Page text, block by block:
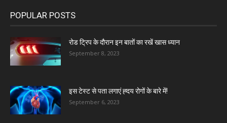
POPULAR POSTS
रोड ट्रिप के दौरान इन बातों का रखें खास ध्यान
September 8, 2023
इस टेस्ट से पता लगाएं ह्दय रोगों के बारे में!
September 6, 2023